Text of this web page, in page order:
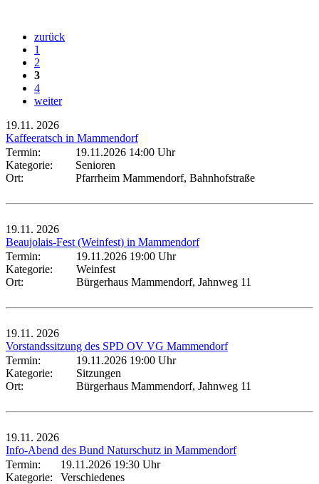
zurück
1
2
3
4
weiter
19.11. 2026
Kaffeeratsch in Mammendorf
Termin:
19.11.2026 14:00 Uhr
Kategorie:
Senioren
Ort:
Pfarrheim Mammendorf, Bahnhofstraße
19.11. 2026
Beaujolais-Fest (Weinfest) in Mammendorf
Termin:
19.11.2026 19:00 Uhr
Kategorie:
Weinfest
Ort:
Bürgerhaus Mammendorf, Jahnweg 11
19.11. 2026
Vorstandssitzung des SPD OV VG Mammendorf
Termin:
19.11.2026 19:00 Uhr
Kategorie:
Sitzungen
Ort:
Bürgerhaus Mammendorf, Jahnweg 11
19.11. 2026
Info-Abend des Bund Naturschutz in Mammendorf
Termin:
19.11.2026 19:30 Uhr
Kategorie:
Verschiedenes